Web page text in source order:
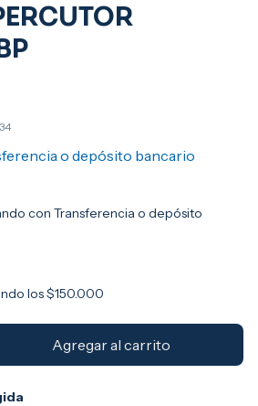
o depósito bancario
con Transferencia o depósito
los$150.000